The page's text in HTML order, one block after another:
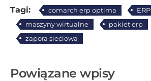
Tagi: comarch erp optima ERP
maszyny wirtualne
pakiet erp
zapora sieciowa
Powiązane wpisy